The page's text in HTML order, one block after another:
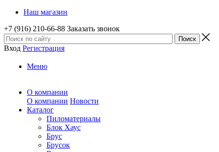
Наш магазин
+7 (916) 210-66-88 Заказать звонок
Вход Регистрация
Меню
О компании
О компании Новости
Каталог
Пиломатериалы
Блок Хаус
Брус
Брусок